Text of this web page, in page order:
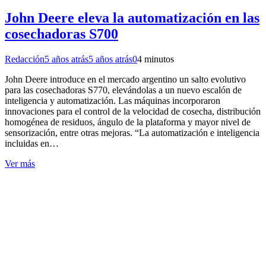
John Deere eleva la automatización en las
cosechadoras S700
Redacción5 años atrás5 años atrás04 minutos
John Deere introduce en el mercado argentino un salto evolutivo
para las cosechadoras S770, elevándolas a un nuevo escalón de
inteligencia y automatización. Las máquinas incorporaron
innovaciones para el control de la velocidad de cosecha, distribución
homogénea de residuos, ángulo de la plataforma y mayor nivel de
sensorización, entre otras mejoras. “La automatización e inteligencia
incluidas en…
Ver más